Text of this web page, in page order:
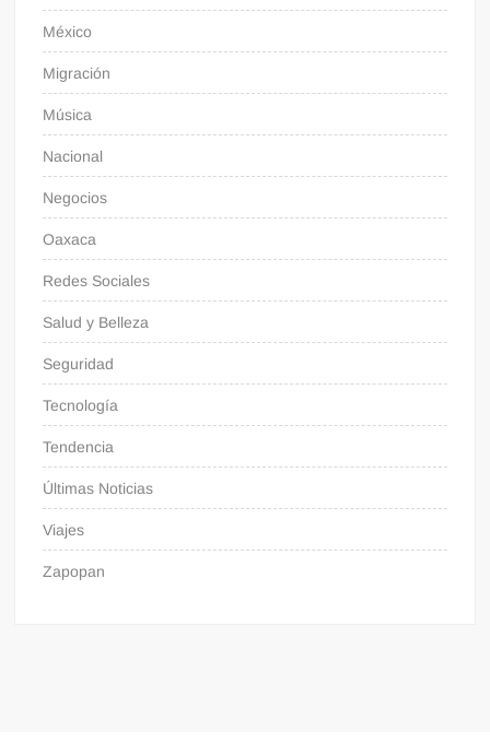
México
Migración
Música
Nacional
Negocios
Oaxaca
Redes Sociales
Salud y Belleza
Seguridad
Tecnología
Tendencia
Últimas Noticias
Viajes
Zapopan